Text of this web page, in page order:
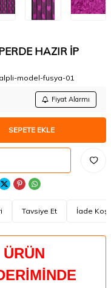
HAZIR İP
model-fusya-01
Fiyat Alarmı
SEPETE EKLE
Tavsiye Et İade